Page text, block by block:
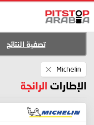
تصفية النتائج
Michelin
This
Item الإطارات الرائجة